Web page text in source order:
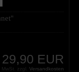
29,90 EUR
MwSt. zzgl. Versandkosten